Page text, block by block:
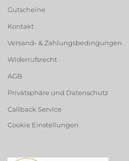
Gutscheine
Kontakt
Versand- & Zahlungsbedingungen
Widerrufsrecht
AGB
Privatsphäre und Datenschutz
Callback Service
Cookie Einstellungen